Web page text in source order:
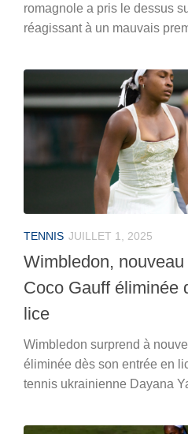
romagnole a pris le dessus
réagissant à un mauvais
TENNIS JUILLET 1, 2025
Wimbledon,
Coco Gauff éliminée
lice
Wimbledon surprend à
éliminée dès son entrée en
tennis ukrainienne Dayana